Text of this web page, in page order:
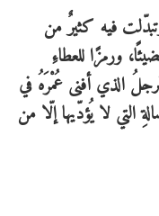
فيه كثيرٌ من
ورمزًا للعطاءِ
الذي أفنى عُمْرَهُ في
التي لا يُؤدّيها إلّا من